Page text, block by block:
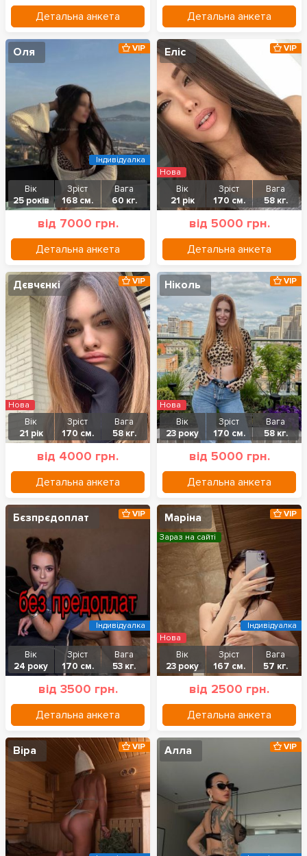
Детальна анкета Детальна анкета
Оля
Вік
25 років
Зріст
168 см.
Вага
60 кг.
від 7000 грн.
Детальна анкета
VIP
Індивідуалка
Еліс
Вік
21 рік
Зріст
170 см.
Вага
58 кг.
від 5000 грн.
Детальна анкета
VIP
Нова
Дєвчєнкі
Вік
21 рік
Зріст
170 см.
Вага
58 кг.
від 4000 грн.
Детальна анкета
VIP
Нова
Ніколь
Вік
23 року
Зріст
170 см.
Вага
58 кг.
від 5000 грн.
Детальна анкета
VIP
Нова
Бєзпрєдоплат
Вік
24 року
Зріст
170 см.
Вага
53 кг.
від 3500 грн.
Детальна анкета
VIP
Індивідуалка
Маріна
Вік
23 року
Зріст
167 см.
Вага
57 кг.
від 2500 грн.
Детальна анкета
VIP
Зараз на сайті
Нова
Індивідуалка
Віра VIP Алла VIP